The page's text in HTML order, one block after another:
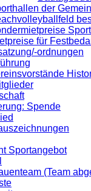
der
für
ordnungen
Spende
Sportangebot
(Team